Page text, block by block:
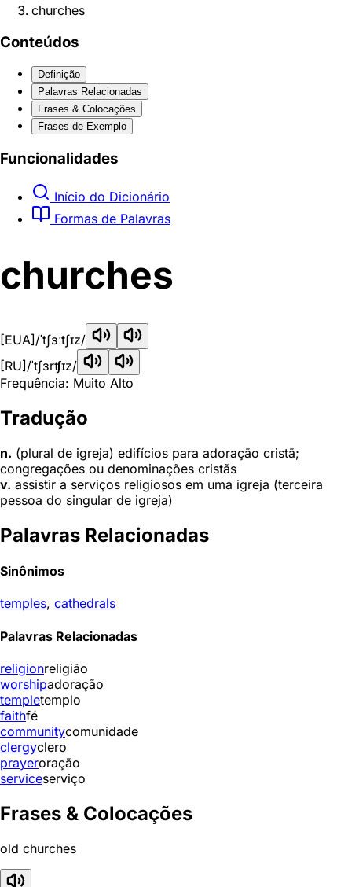
churches
Conteúdos
Definição
Palavras Relacionadas
Frases & Colocações
Frases de Exemplo
Funcionalidades
Início do Dicionário
Formas de Palavras
churches
[EUA] /ˈtʃɜːtʃɪz/
[RU] /ˈtʃɜrʧɪz/
Frequência: Muito Alto
Tradução
n. (plural de igreja) edifícios para adoração cristã;
congregações ou denominações cristãs
v. assistir a serviços religiosos em uma igreja (terceira
pessoa do singular de igreja)
Palavras Relacionadas
Sinônimos
temples, cathedrals
Palavras Relacionadas
religionreligião
worshipadoração
templetemplo
faithfé
communitycomunidade
clergyclero
prayeroração
serviceserviço
Frases & Colocações
old churches